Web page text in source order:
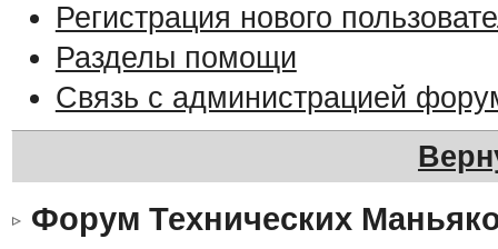
Регистрация нового
Разделы помощи
Связь с администрацией
Форум Технических